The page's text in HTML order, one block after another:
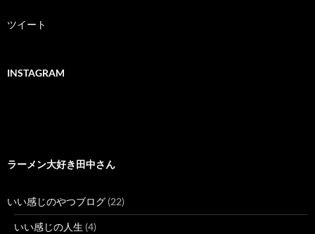
ツイート
INSTAGRAM
ラーメン大好き田中さん
いい感じのやつブログ (22)
いい感じの人生 (4)